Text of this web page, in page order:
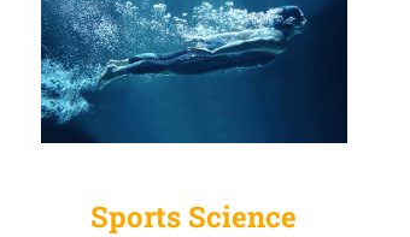
Sports Science